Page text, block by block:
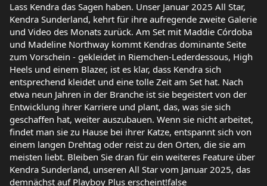
Lass Kendra das Sagen haben. Unser Januar 2025 All Star,
Kendra Sunderland, kehrt für ihre aufregende zweite Galerie
und Video des Monats zurück. Am Set mit Maddie Córdoba
und Madeline Northway kommt Kendras dominante Seite
zum Vorschein - gekleidet in Riemchen-Lederdessous, High
Heels und einem Blazer, ist es klar, dass Kendra sich
entsprechend kleidet und eine tolle Zeit am Set hat. Nach
etwa neun Jahren in der Branche ist sie begeistert von der
Entwicklung ihrer Karriere und plant, das, was sie sich
geschaffen hat, weiter auszubauen. Wenn sie nicht arbeitet,
findet man sie zu Hause bei ihrer Katze, entspannt sich von
einem langen Drehtag oder reist zu den Orten, die sie am
meisten liebt. Bleiben Sie dran für ein weiteres Feature über
Kendra Sunderland, unseren All Star vom Januar 2025, das
demnächst auf Playboy Plus erscheint!false